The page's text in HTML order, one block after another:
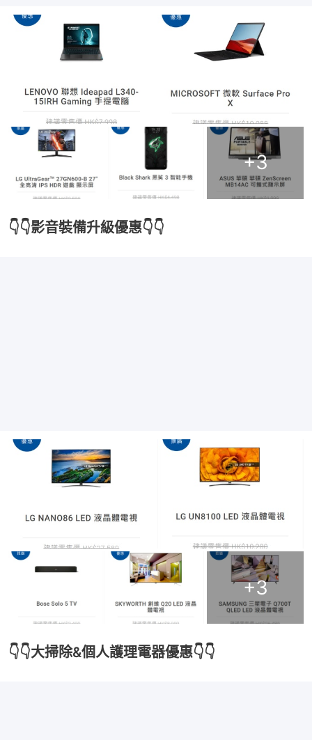
+3
👇👇影音裝備升級優惠👇👇
+3
👇👇大掃除&個人護理電器優惠👇👇